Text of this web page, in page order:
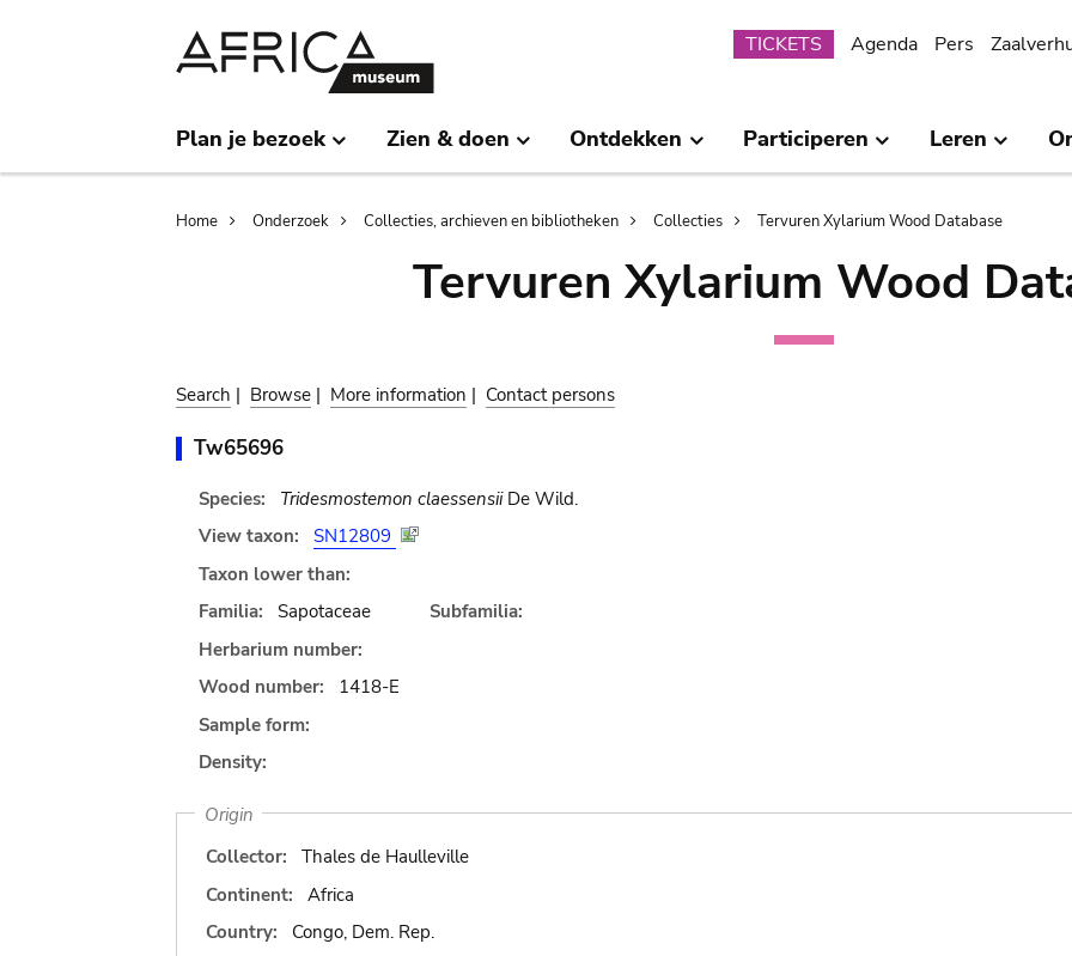
Submenu
TICKETS Agenda Pers
Plan je bezoek Zien & doen Ontdekken Participeren Leren
Breadcrumb
Home Onderzoek Collecties, archieven en bibliotheken Collecties Tervuren Xylarium Wood Database
Tervuren Xylarium Wood
Search | Browse | More information | Contact persons
Tw65696
Species: Tridesmostemon claessensiiDe Wild.
View taxon:
SN12809
Taxon lower than:
Familia:
Sapotaceae
Subfamilia:
Herbarium number:
Wood number:
1418-E
Sample form:
Density:
Origin
Collector:
Thales de Haulleville
Continent:
Africa
Country:
Congo, Dem. Rep.